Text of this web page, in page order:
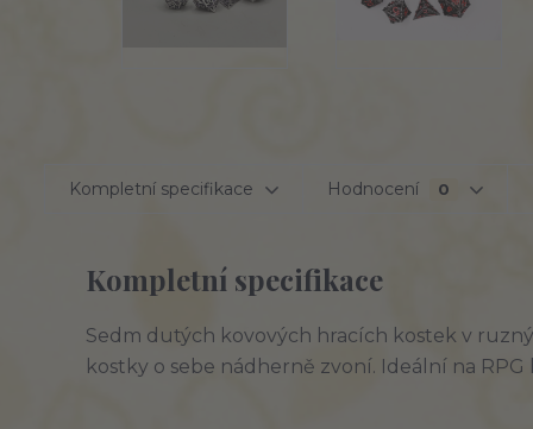
Kompletní specifikace Hodnocení 0
Kompletní specifikace
Sedm dutých kovových hracích kostek v
kostky o sebe nádherně zvoní. Ideální na